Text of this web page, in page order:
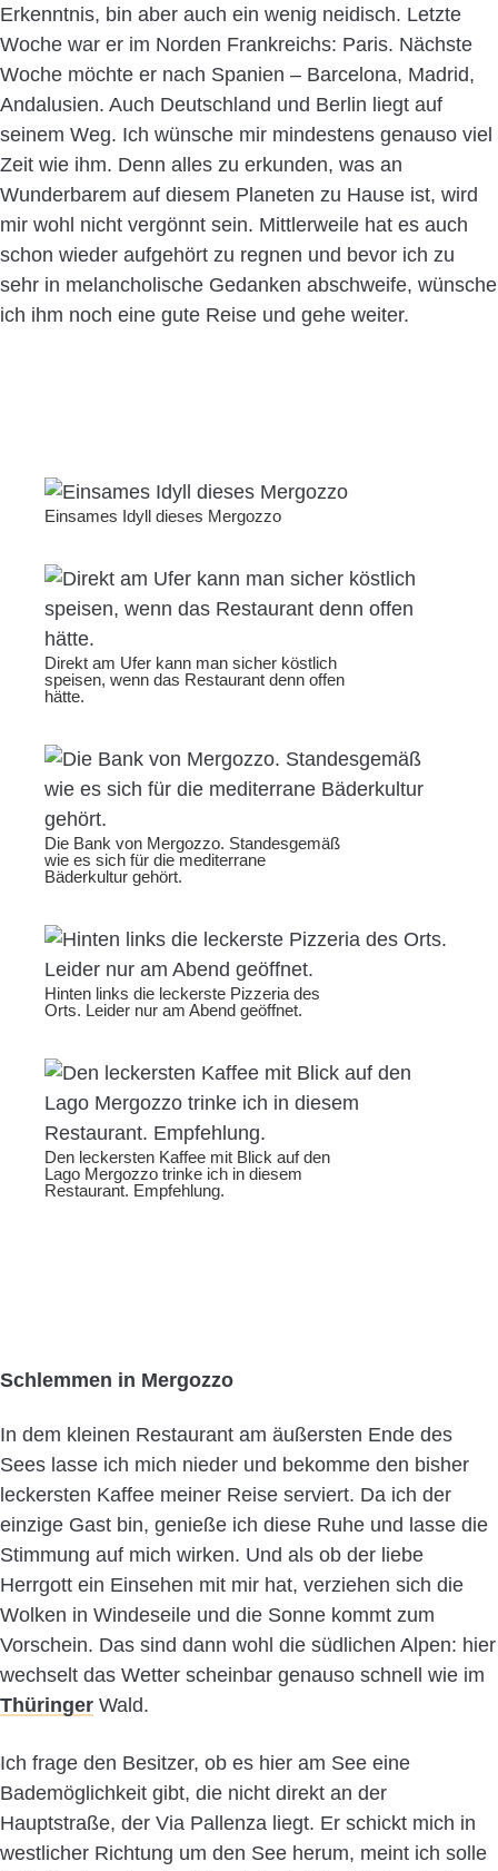
Erkenntnis, bin aber auch ein wenig neidisch. Letzte
Woche war er im Norden Frankreichs: Paris. Nächste
Woche möchte er nach Spanien – Barcelona, Madrid,
Andalusien. Auch Deutschland und Berlin liegt auf
seinem Weg. Ich wünsche mir mindestens genauso viel
Zeit wie ihm. Denn alles zu erkunden, was an
Wunderbarem auf diesem Planeten zu Hause ist, wird
mir wohl nicht vergönnt sein. Mittlerweile hat es auch
schon wieder aufgehört zu regnen und bevor ich zu
sehr in melancholische Gedanken abschweife, wünsche
ich ihm noch eine gute Reise und gehe weiter.
Einsames Idyll dieses Mergozzo
Direkt am Ufer kann man sicher köstlich
speisen, wenn das Restaurant denn offen
hätte.
Die Bank von Mergozzo. Standesgemäß
wie es sich für die mediterrane
Bäderkultur gehört.
Hinten links die leckerste Pizzeria des
Orts. Leider nur am Abend geöffnet.
Den leckersten Kaffee mit Blick auf den
Lago Mergozzo trinke ich in diesem
Restaurant. Empfehlung.
Schlemmen in Mergozzo
In dem kleinen Restaurant am äußersten Ende des
Sees lasse ich mich nieder und bekomme den bisher
leckersten Kaffee meiner Reise serviert. Da ich der
einzige Gast bin, genieße ich diese Ruhe und lasse die
Stimmung auf mich wirken. Und als ob der liebe
Herrgott ein Einsehen mit mir hat, verziehen sich die
Wolken in Windeseile und die Sonne kommt zum
Vorschein. Das sind dann wohl die südlichen Alpen: hier
wechselt das Wetter scheinbar genauso schnell wie im
Thüringer Wald.
Ich frage den Besitzer, ob es hier am See eine
Bademöglichkeit gibt, die nicht direkt an der
Hauptstraße, der Via Pallenza liegt. Er schickt mich in
westlicher Richtung um den See herum, meint ich solle